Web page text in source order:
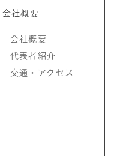
会社概要
会社概要
代表者紹介
交通・アクセス